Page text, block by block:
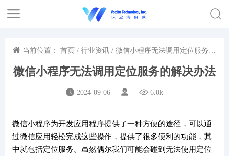
当前位置： 首页 / 行业资讯/ 微信小程序无法调用定位服务的
微信小程序无法调用定位服务的解决办法
2024-09-06 6.0k
微信小程序为开发应用程序提供了一种方便的途径，可以通
过微信应用轻松完成这些操作，提供了很多便利的功能，其
中就包括定位服务。虽然偶尔我们可能会碰到无法使用定位